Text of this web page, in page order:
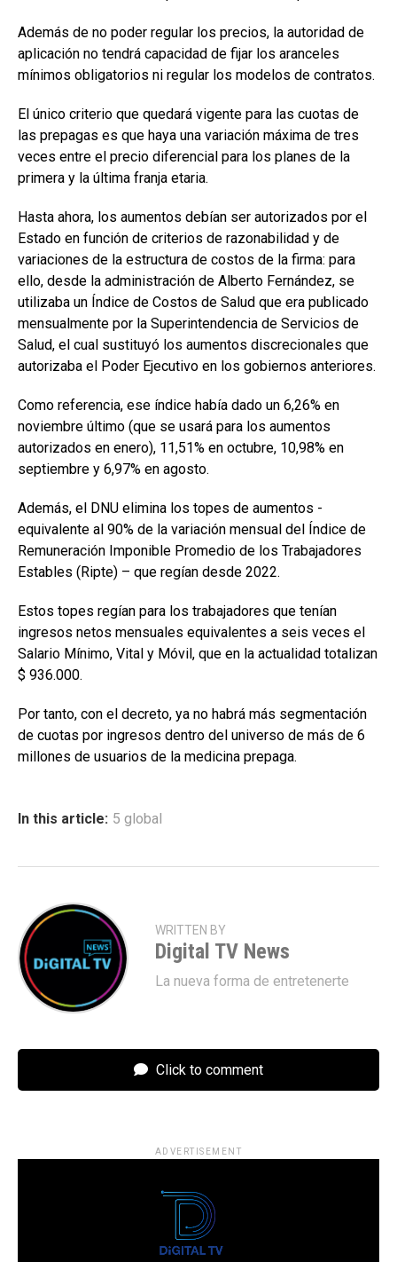
Además de no poder regular los precios, la autoridad de
aplicación no tendrá capacidad de fijar los aranceles
mínimos obligatorios ni regular los modelos de contratos.
El único criterio que quedará vigente para las cuotas de
las prepagas es que haya una variación máxima de tres
veces entre el precio diferencial para los planes de la
primera y la última franja etaria.
Hasta ahora, los aumentos debían ser autorizados por el
Estado en función de criterios de razonabilidad y de
variaciones de la estructura de costos de la firma: para
ello, desde la administración de Alberto Fernández, se
utilizaba un Índice de Costos de Salud que era publicado
mensualmente por la Superintendencia de Servicios de
Salud, el cual sustituyó los aumentos discrecionales que
autorizaba el Poder Ejecutivo en los gobiernos anteriores.
Como referencia, ese índice había dado un 6,26% en
noviembre último (que se usará para los aumentos
autorizados en enero), 11,51% en octubre, 10,98% en
septiembre y 6,97% en agosto.
Además, el DNU elimina los topes de aumentos -
equivalente al 90% de la variación mensual del Índice de
Remuneración Imponible Promedio de los Trabajadores
Estables (Ripte) – que regían desde 2022.
Estos topes regían para los trabajadores que tenían
ingresos netos mensuales equivalentes a seis veces el
Salario Mínimo, Vital y Móvil, que en la actualidad totalizan
$ 936.000.
Por tanto, con el decreto, ya no habrá más segmentación
de cuotas por ingresos dentro del universo de más de 6
millones de usuarios de la medicina prepaga.
In this article: 5 global
WRITTEN BY
Digital TV News
La nueva forma de entretenerte
Click to comment
ADVERTISEMENT